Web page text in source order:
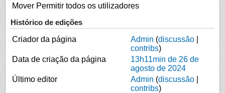
Mover Permitir todos os utilizadores
Histórico de edições
Criador da página
Admin (discussão
contribs)
Data de criação da página
13h11min de 26 de
agosto de 2024
Último editor
Admin (discussão
contribs)